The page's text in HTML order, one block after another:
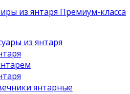
из янтаря Премиум-класса
из янтаря
янтарные